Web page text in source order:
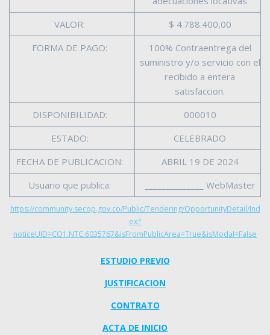
VALOR:
$ 4.788.400,00
FORMA DE PAGO:
100% Contraentrega del
suministro y/o servicio con el
recibido a entera
satisfaccion.
DISPONIBILIDAD:
000010
ESTADO:
CELEBRADO
FECHA DE PUBLICACION:
ABRIL 19 DE 2024
Usuario que publica:
______________ WebMaster
https://community.secop.gov.co/Public/Tendering/OpportunityDetail/Ind
ex?
noticeUID=CO1.NTC.6035767&isFromPublicArea=True&isModal=False
ESTUDIO PREVIO
JUSTIFICACION
CONTRATO
ACTA DE INICIO